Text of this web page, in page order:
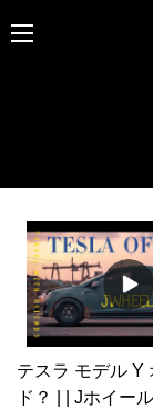
テスラ モデル Y
ド？ | | Jホイール